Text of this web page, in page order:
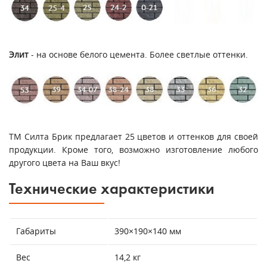
Элит - на основе белого цемента. Более светлые оттенки.
ТМ Силта Брик предлагает 25 цветов и оттенков для своей
продукции. Кроме того, возможно изготовление любого
другого цвета на Ваш вкус!
Технические характеристики
Габариты 390×190×140 мм
Вес 14,2 кг